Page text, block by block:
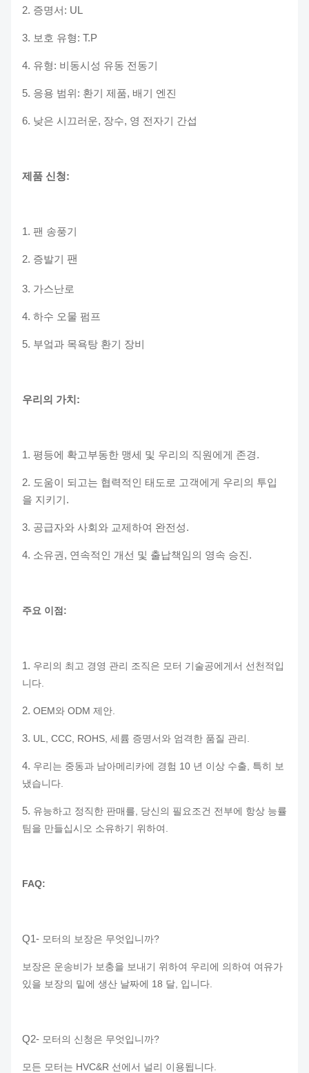
2. 증명서: UL
3. 보호 유형: T.P
4. 유형: 비동시성 유동 전동기
5. 응용 범위: 환기 제품, 배기 엔진
6. 낮은 시끄러운, 장수, 영 전자기 간섭
제품 신청:
1. 팬 송풍기
2. 증발기 팬
3. 가스난로
4. 하수 오물 펌프
5. 부엌과 목욕탕 환기 장비
우리의 가치:
1. 평등에 확고부동한 맹세 및 우리의 직원에게 존경.
2. 도움이 되고는 협력적인 태도로 고객에게 우리의 투입
을 지키기.
3. 공급자와 사회와 교제하여 완전성.
4. 소유권, 연속적인 개선 및 출납책임의 영속 승진.
주요 이점:
1. 우리의 최고 경영 관리 조직은 모터 기술공에게서 선천적입
니다.
2. OEM와 ODM 제안.
3. UL, CCC, ROHS, 세륨 증명서와 엄격한 품질 관리.
4. 우리는 중동과 남아메리카에 경험 10 년 이상 수출, 특히 보
냈습니다.
5. 유능하고 정직한 판매를, 당신의 필요조건 전부에 항상 능률
팀을 만들십시오 소유하기 위하여.
FAQ:
Q1- 모터의 보장은 무엇입니까?
보장은 운송비가 보충을 보내기 위하여 우리에 의하여 여유가
있을 보장의 밑에 생산 날짜에 18 달, 입니다.
Q2- 모터의 신청은 무엇입니까?
모든 모터는 HVC&R 선에서 널리 이용됩니다.